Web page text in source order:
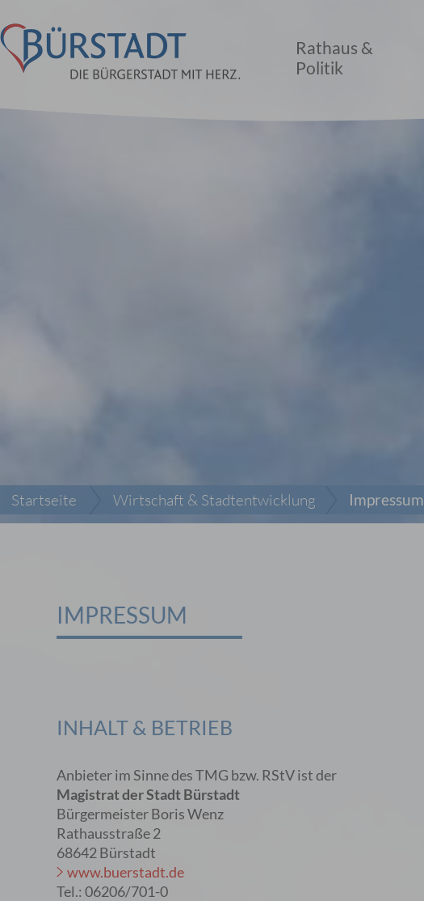
Rathaus &
Politik
Startseite Wirtschaft & Stadtentwicklung Impressum
IMPRESSUM
INHALT & BETRIEB
Anbieter im Sinne des TMG bzw. RStV ist der
Magistrat der Stadt Bürstadt
Bürgermeister Boris Wenz
Rathausstraße 2
68642 Bürstadt
www.buerstadt.de
Tel.: 06206/701-0